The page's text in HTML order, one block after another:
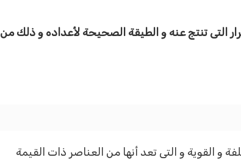
التى تنتج عنه و الطيقة الصحيحة لأعداده و ذلك من
و القوية و التى تعد أنها من العناصر ذات القيمة